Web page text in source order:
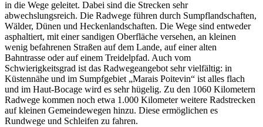
in die Wege geleitet. Dabei sind die Strecken sehr
abwechslungsreich. Die Radwege führen durch Sumpflandschaften,
Wälder, Dünen und Heckenlandschaften. Die Wege sind entweder
asphaltiert, mit einer sandigen Oberfläche versehen, an kleinen
wenig befahrenen Straßen auf dem Lande, auf einer alten
Bahntrasse oder auf einem Treidelpfad. Auch vom
Schwierigkeitsgrad ist das Radwegeangebot sehr vielfältig: in
Küstennähe und im Sumpfgebiet „Marais Poitevin“ ist alles flach
und im Haut-Bocage wird es sehr hügelig. Zu den 1060 Kilometern
Radwege kommen noch etwa 1.000 Kilometer weitere Radstrecken
auf kleinen Gemeindewegen hinzu. Diese ermöglichen es
Rundwege und Schleifen zu fahren.